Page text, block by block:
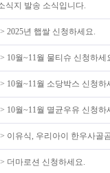
식지 발송 소식입니다.
2025년 햅쌀 신청하세요.
10월~11월 물티슈 신청하세
10월~11월 소당박스 신청하
10월~11월 멸균우유 신청하
이유식, 우리아이 한우사골
더마로션 신청하세요.